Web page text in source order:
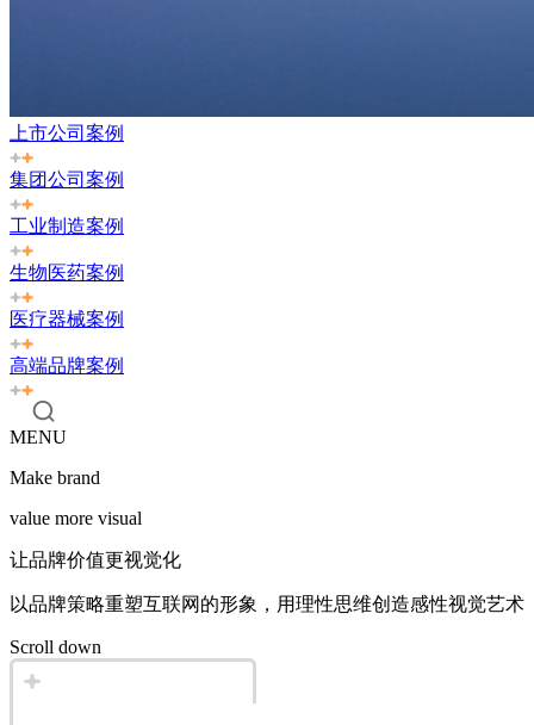
上市公司案例
集团公司案例
工业制造案例
生物医药案例
医疗器械案例
高端品牌案例
MENU
Make brand
value more visual
让品牌价值更视觉化
以品牌策略重塑互联网的形象，用理性思维创造感性视觉艺术
Scroll down